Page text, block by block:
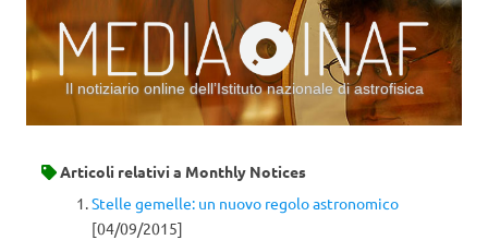
Il notiziario online dell’Istituto nazionale di astrofisica
Articoli relativi a Monthly Notices
Stelle gemelle: un nuovo regolo astronomico
[04/09/2015]